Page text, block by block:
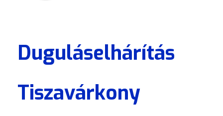
Duguláselhárítás
Tiszavárkony